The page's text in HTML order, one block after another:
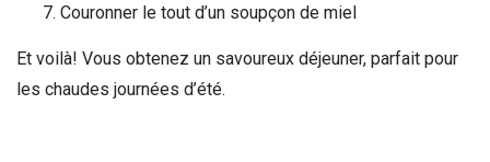
Couronner le tout d’un soupçon de miel
Et voilà! Vous obtenez un savoureux déjeuner, parfait pour
les chaudes journées d’été.